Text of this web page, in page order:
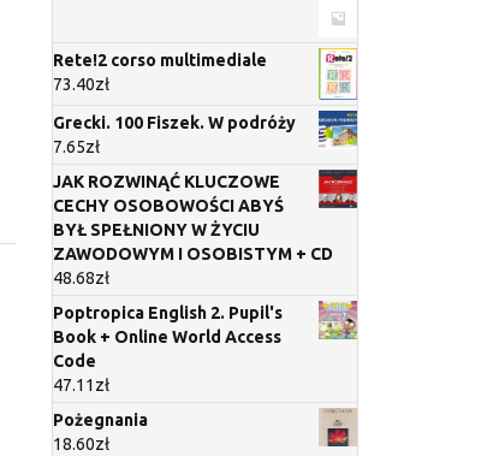
Rete!2 corso multimediale
73.40zł
Grecki. 100 Fiszek. W podróży
7.65zł
JAK ROZWINĄĆ KLUCZOWE
CECHY OSOBOWOŚCI ABYŚ
BYŁ SPEŁNIONY W ŻYCIU
ZAWODOWYM I OSOBISTYM + CD
48.68zł
Poptropica English 2. Pupil's
Book + Online World Access
Code
47.11 zł
Pożegnania
18.60zł